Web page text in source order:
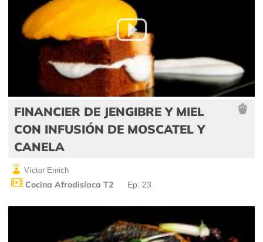
FINANCIER DE JENGIBRE Y MIEL
CON INFUSIÓN DE MOSCATEL Y
CANELA
Víctor Enrich
Cocina Afrodisíaca T2 Ep: 23